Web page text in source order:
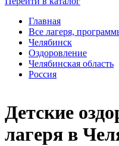
Главная
Все лагеря,
Челябинск
Оздоровление
Челябинская область
Россия
Детские
лагеря в